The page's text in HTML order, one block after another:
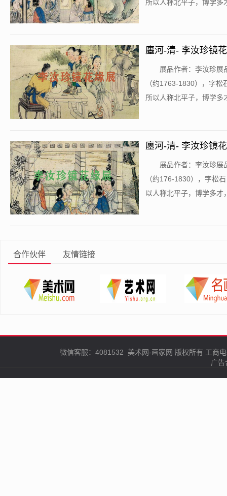
所以人称北平子，博学多
廛河-清- 李汝珍镜
展品作者：李汝珍展
（约1763-1830），字
所以人称北平子，博学多
廛河-清- 李汝珍镜
展品作者：李汝珍展
（约176-1830），字松
以人称北平子，博学多
合作伙伴 友情链接
微信客服：4081532 美术网-画家网 版权所有 工商
广